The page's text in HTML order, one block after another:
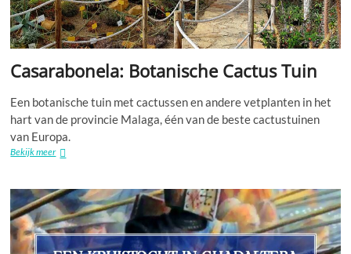
Casarabonela: Botanische Cactus Tuin
Een botanische tuin met cactussen en andere vetplanten in het
hart van de provincie Malaga, één van de beste cactustuinen
van Europa.
Bekijk meerCasarabonela:
Tuin